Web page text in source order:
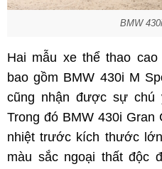
BMW
Hai mẫu xe thể thao
bao gồm BMW 430i M
cũng nhận được sự chú
Trong đó BMW 430i
nhiệt trước kích thước
màu sắc ngoại thất độc